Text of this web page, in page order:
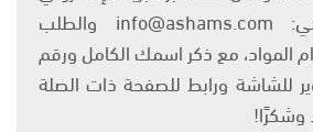
على العنوان التالي: info@ashams.com والطلب
المواد، مع ذكر اسمك الكامل ورقم
للشاشة ورابط للصفحة ذات الصلة